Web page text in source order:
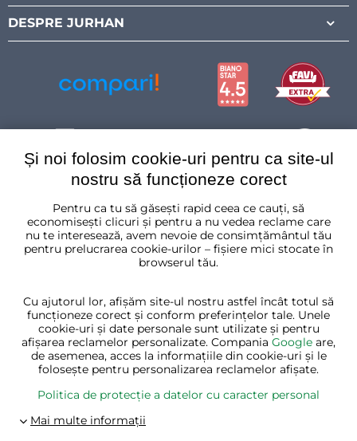
DESPRE JURHAN
România
Și noi folosim cookie-uri pentru ca site-ul
nostru să funcționeze corect
Pentru ca tu să găsești rapid ceea ce cauți, să
economisești clicuri și pentru a nu vedea reclame care
nu te interesează, avem nevoie de consimțământul tău
pentru prelucrarea cookie-urilor – fișiere mici stocate în
browserul tău.
Cu ajutorul lor, afișăm site-ul nostru astfel încât totul să
funcționeze corect și conform preferințelor tale. Unele
cookie-uri și date personale sunt utilizate și pentru
afișarea reclamelor personalizate. Compania Google are,
de asemenea, acces la informațiile din cookie-uri și le
folosește pentru personalizarea reclamelor afișate.
Politica de protecție a datelor cu caracter personal